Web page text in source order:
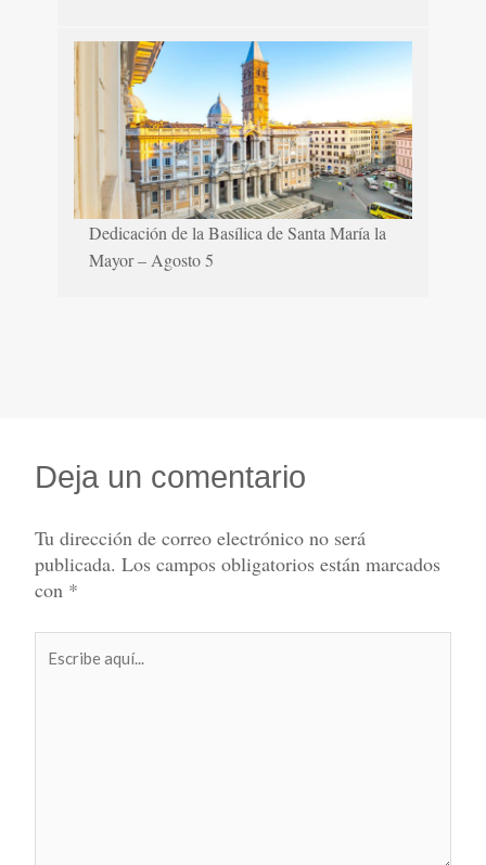
Dedicación de la Basílica de Santa María la
Mayor – Agosto 5
Deja un comentario
Tu dirección de correo electrónico no será
publicada. Los campos obligatorios están marcados
con *
aquí...